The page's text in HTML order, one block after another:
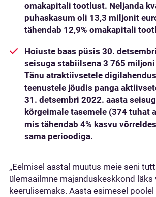
omakapitali tootlust. Neljanda
puhaskasum oli 13,3 miljonit
tähendab 12,9% omakapitali
Hoiuste baas püsis 30.
seisuga stabiilsena 3 765
Tänu atraktiivsetele
teenustele jõudis panga
31. detsembri 2022. aasta
kõrgeimale tasemele (374 tuhat
mis tähendab 4% kasvu
sama perioodiga.
„Eelmisel aastal muutus meie seni
ülemaailmne majanduskeskkond läks
keerulisemaks. Aasta esimesel